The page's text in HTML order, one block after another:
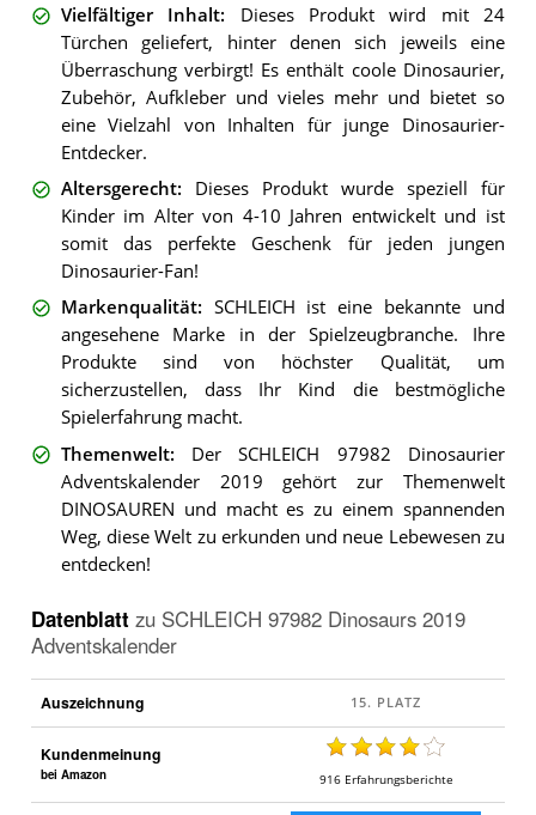
Vielfältiger Inhalt: Dieses Produkt wird mit 24
Türchen geliefert, hinter denen sich jeweils eine
Überraschung verbirgt! Es enthält coole Dinosaurier,
Zubehör, Aufkleber und vieles mehr und bietet so
eine Vielzahl von Inhalten für junge Dinosaurier-
Entdecker.
Altersgerecht: Dieses Produkt wurde speziell für
Kinder im Alter von 4-10 Jahren entwickelt und ist
somit das perfekte Geschenk für jeden jungen
Dinosaurier-Fan!
Markenqualität: SCHLEICH ist eine bekannte und
angesehene Marke in der Spielzeugbranche. Ihre
Produkte sind von höchster Qualität, um
sicherzustellen, dass Ihr Kind die bestmögliche
Spielerfahrung macht.
Themenwelt: Der SCHLEICH 97982 Dinosaurier
Adventskalender 2019 gehört zur Themenwelt
DINOSAUREN und macht es zu einem spannenden
Weg, diese Welt zu erkunden und neue Lebewesen zu
entdecken!
Datenblatt zu SCHLEICH 97982 Dinosaurs 2019
Adventskalender
Auszeichnung
Kundenmeinung
bei Amazon 916 Erfahrungsberichte